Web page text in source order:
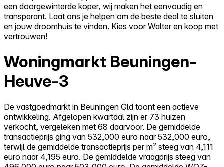
een doorgewinterde koper, wij maken het eenvoudig en
transparant. Laat ons je helpen om de beste deal te sluiten
en jouw droomhuis te vinden. Kies voor Walter en koop met
vertrouwen!
Woningmarkt Beuningen-
Heuve-3
De vastgoedmarkt in Beuningen Gld toont een actieve
ontwikkeling. Afgelopen kwartaal zijn er 73 huizen
verkocht, vergeleken met 68 daarvoor. De gemiddelde
transactieprijs ging van 532,000 euro naar 532,000 euro,
terwijl de gemiddelde transactieprijs per m² steeg van 4,111
euro naar 4,195 euro. De gemiddelde vraagprijs steeg van